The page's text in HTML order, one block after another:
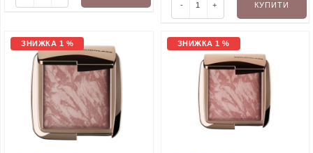
- + КУПИТИ
ЗНИЖКА 1 % ЗНИЖКА 1 %